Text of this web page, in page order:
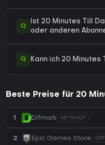
Q
Ist 20 Minutes Till
oder anderen
Q Kann ich 20 Minutes
Beste Preise für 20
1 Difmark KEYSHOP
2 Epic Games Store